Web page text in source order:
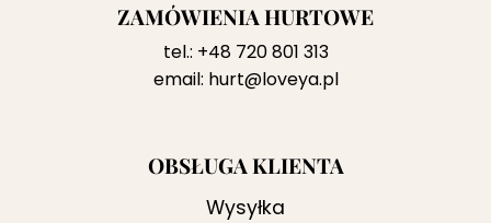
ZAMÓWIENIA HURTOWE
tel.: +48 720 801 313
email: hurt@loveya.pl
OBSŁUGA KLIENTA
Wysyłka